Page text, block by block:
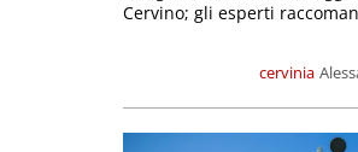
cervinia
Cervino; gli esperti